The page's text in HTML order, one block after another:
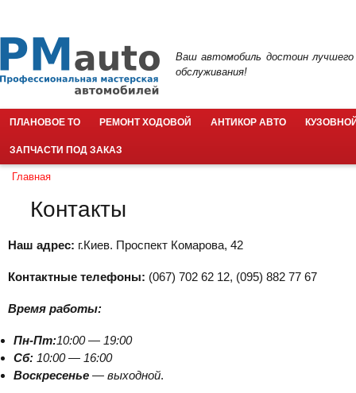
PMauto
Ваш автомобиль достоин лучшего
обслуживания!
ПЛАНОВОЕ ТО РЕМОНТ ХОДОВОЙ АНТИКОР АВТО
ЗАПЧАСТИ ПОД ЗАКАЗ
Главная
Контакты
Наш адрес: г.Киев. Проспект Комарова, 42
Контактные телефоны: (067) 702 62 12, (095) 882 77 67
Время работы:
Пн-Пт:10:00 — 19:00
Сб: 10:00— 16:00
Воскресенье — выходной.